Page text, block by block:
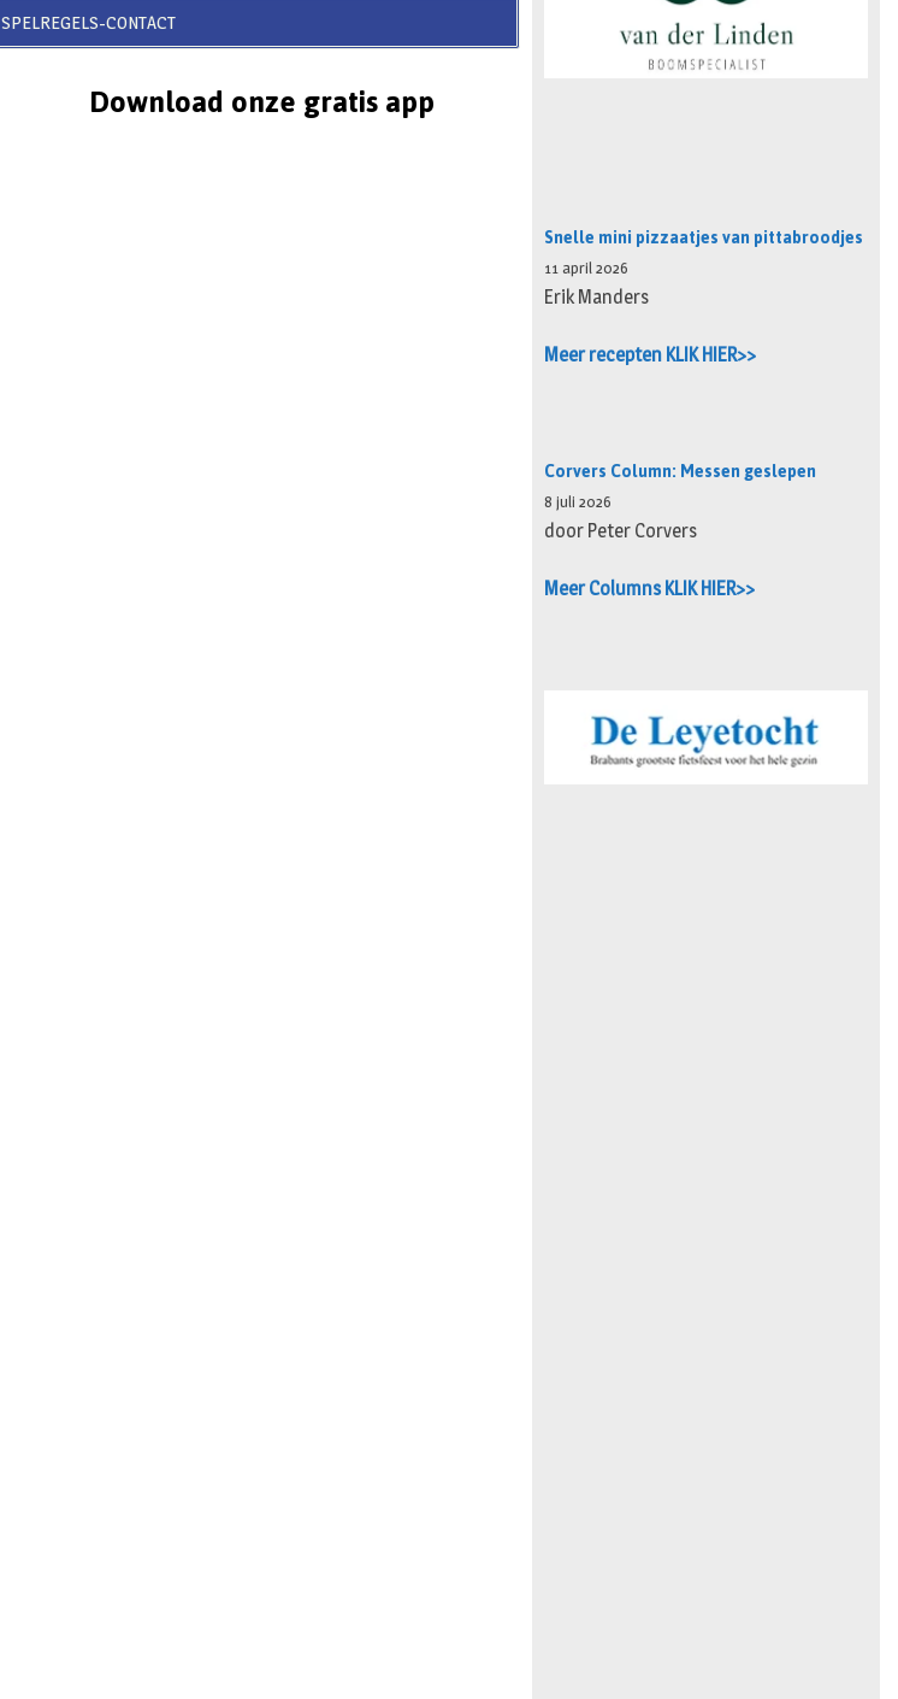
SPELREGELS-CONTACT
Download onze gratis app
Snelle mini pizzaatjes van pittabroodjes
11 april 2026
Erik Manders
Meer recepten KLIK HIER>>
Corvers Column: Messen geslepen
8 juli 2026
door Peter Corvers
Meer Columns KLIK HIER>>